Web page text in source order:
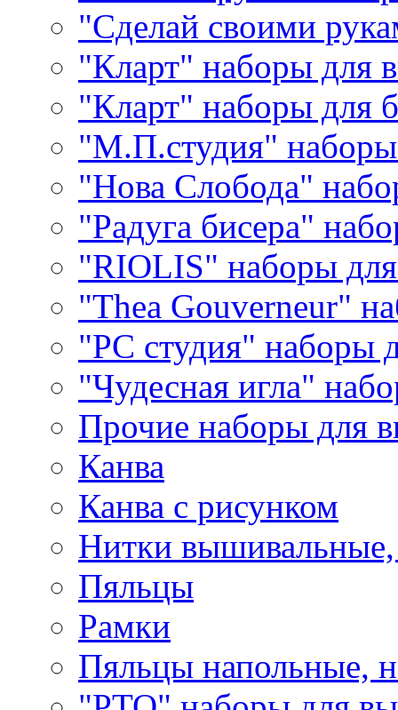
"Сделай своими
"Кларт" наборы для
"Кларт" наборы для
"М.П.студия"
"Нова Слобода"
"Радуга бисера"
"RIOLIS" наборы
"Thea Gouverneur"
"РС студия" наборы
"Чудесная игла"
Прочие наборы для
Канва
Канва с рисунком
Нитки
Пяльцы
Рамки
Пяльцы напольные,